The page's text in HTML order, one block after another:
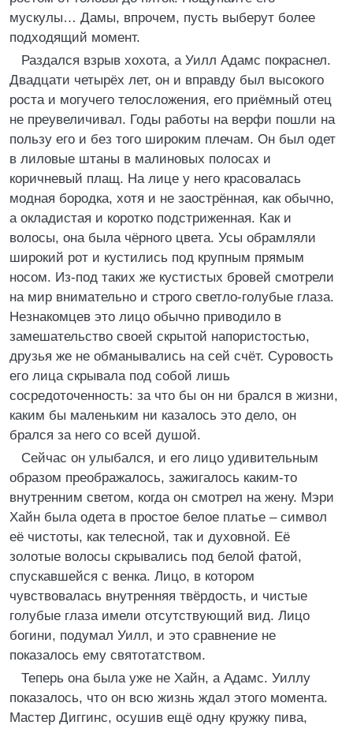
мускулы… Дамы, впрочем, пусть выберут более
подходящий момент.
Раздался взрыв хохота, а Уилл Адамс покраснел.
Двадцати четырёх лет, он и вправду был высокого
роста и могучего телосложения, его приёмный отец
не преувеличивал. Годы работы на верфи пошли на
пользу его и без того широким плечам. Он был одет
в лиловые штаны в малиновых полосах и
коричневый плащ. На лице у него красовалась
модная бородка, хотя и не заострённая, как обычно,
а окладистая и коротко подстриженная. Как и
волосы, она была чёрного цвета. Усы обрамляли
широкий рот и кустились под крупным прямым
носом. Из-под таких же кустистых бровей смотрели
на мир внимательно и строго светло-голубые глаза.
Незнакомцев это лицо обычно приводило в
замешательство своей скрытой напористостью,
друзья же не обманывались на сей счёт. Суровость
его лица скрывала под собой лишь
сосредоточенность: за что бы он ни брался в жизни,
каким бы маленьким ни казалось это дело, он
брался за него со всей душой.
Сейчас он улыбался, и его лицо удивительным
образом преображалось, зажигалось каким-то
внутренним светом, когда он смотрел на жену. Мэри
Хайн была одета в простое белое платье – символ
её чистоты, как телесной, так и духовной. Её
золотые волосы скрывались под белой фатой,
спускавшейся с венка. Лицо, в котором
чувствовалась внутренняя твёрдость, и чистые
голубые глаза имели отсутствующий вид. Лицо
богини, подумал Уилл, и это сравнение не
показалось ему святотатством.
Теперь она была уже не Хайн, а Адамс. Уиллу
показалось, что он всю жизнь ждал этого момента.
Мастер Диггинс, осушив ещё одну кружку пива,